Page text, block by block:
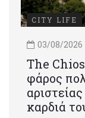
CITY LIFE
03/08/2026
Τhe
φάρος
καρδιά